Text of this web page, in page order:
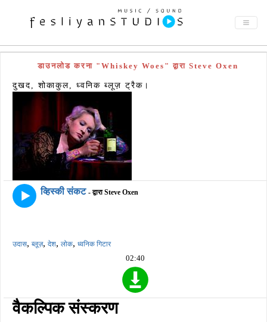
डाउनलोड करना "Whiskey Woes" द्वारा Steve Oxen
दुखद, शोकाकुल, ध्वनिक ब्लूज़ ट्रैक।
व्हिस्की संकट - द्वारा Steve Oxen
उदास, ब्लूज़, देश, लोक, ध्वनिक गिटार
02:40
वैकल्पिक संस्करण